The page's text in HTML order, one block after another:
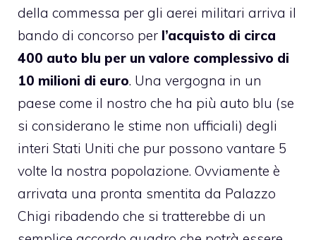
della commessa per gli aerei militari arriva il
bando di concorso per l’acquisto di circa
400 auto blu per un valore complessivo di
10 milioni di euro. Una vergogna in un
paese come il nostro che ha più auto blu (se
si considerano le stime non ufficiali) degli
interi Stati Uniti che pur possono vantare 5
volte la nostra popolazione. Ovviamente è
arrivata una pronta smentita da Palazzo
Chigi ribadendo che si tratterebbe di un